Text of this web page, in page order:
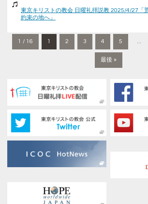
東京キリストの教会 日曜礼拝説教 2025/4/27「
約束の地へ」
1 / 16 1 2 3 4 5 ...
最後 »